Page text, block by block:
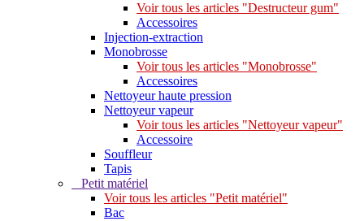
Voir tous les articles "Destructeur gum"
Accessoires
Injection-extraction
Monobrosse
Voir tous les articles "Monobrosse"
Accessoires
Nettoyeur haute pression
Nettoyeur vapeur
Voir tous les articles "Nettoyeur vapeur"
Accessoire
Souffleur
Tapis
Petit matériel
Voir tous les articles "Petit matériel"
Bac